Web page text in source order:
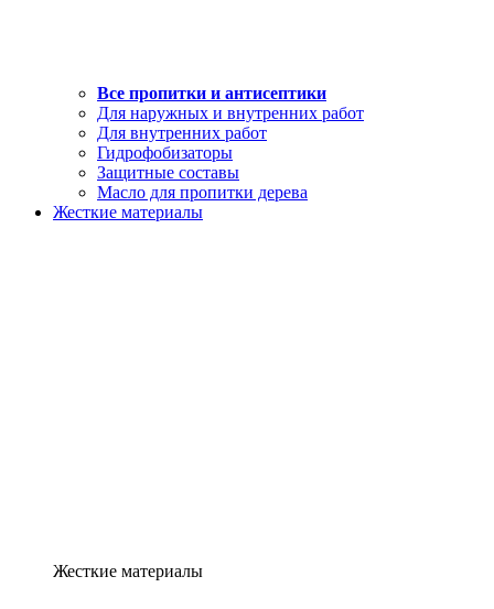
Все пропитки и антисептики
Для наружных и внутренних работ
Для внутренних работ
Гидрофобизаторы
Защитные составы
Масло для пропитки дерева
Жесткие материалы
Жесткие материалы